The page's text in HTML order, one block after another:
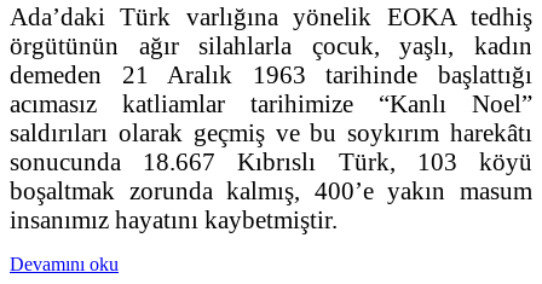
Ada’daki Türk varlığına yönelik EOKA tedhiş
örgütünün ağır silahlarla çocuk, yaşlı, kadın
demeden 21 Aralık 1963 tarihinde başlattığı
acımasız katliamlar tarihimize “Kanlı Noel”
saldırıları olarak geçmiş ve bu soykırım harekâtı
sonucunda 18.667 Kıbrıslı Türk, 103 köyü
boşaltmak zorunda kalmış, 400’e yakın masum
insanımız hayatını kaybetmiştir.
Devamını oku